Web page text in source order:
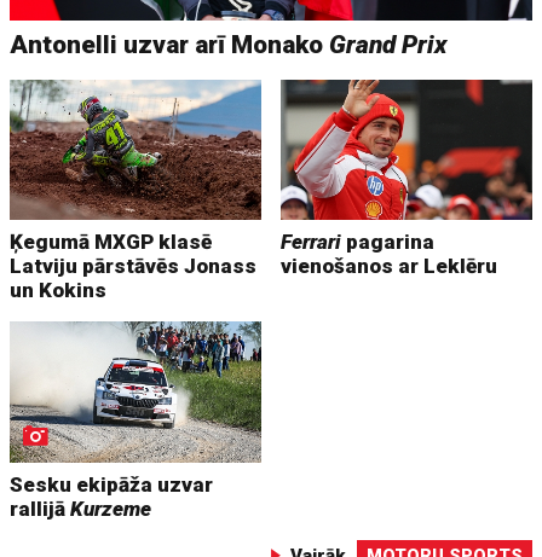
Antonelli uzvar arī Monako Grand Prix
Ķegumā MXGP klasē
Latviju pārstāvēs Jonass
un Kokins
Ferrari pagarina
vienošanos ar Leklēru
Sesku ekipāža uzvar
rallijāKurzeme